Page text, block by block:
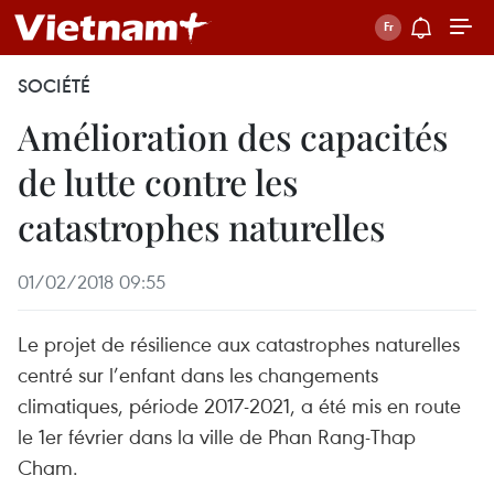
SOCIÉTÉ
Amélioration des capacités
de lutte contre les
catastrophes naturelles
01/02/2018 09:55
Le projet de résilience aux catastrophes naturelles
centré sur l’enfant dans les changements
climatiques, période 2017-2021, a été mis en route
le 1er février dans la ville de Phan Rang-Thap
Cham.